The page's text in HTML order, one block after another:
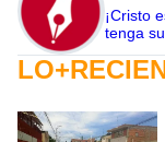
¡Cristo
tenga